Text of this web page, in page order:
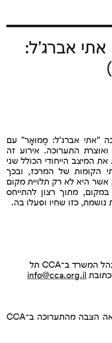
"אתי אברג'ל: מֶמוּאָר" עם
התערוכה. אירוע זה
את המיצב הייחודי הכולל שני
הקומות של המרכז, ובכך
אשר היא לא רק תלויית מקום
מתוך רצון להתייחס
כזו שחיו ופעלו בה.
להרשמה, אנא שלחו מייל למנהל המשרד ב־CCA תל
info@cca.org.il
מדיה מעורבת ומבנה עץ, מראה הצבה מהתערוכה ב־CCA
אתי אברג'ל: